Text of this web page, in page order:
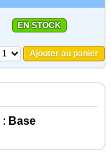
EN STOCK
Ajouter au panier
: Base